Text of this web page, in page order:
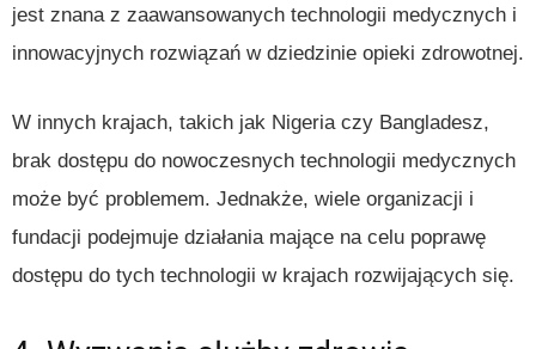
jest znana z zaawansowanych technologii medycznych i
innowacyjnych rozwiązań w dziedzinie opieki zdrowotnej.
W innych krajach, takich jak Nigeria czy Bangladesz,
brak dostępu do nowoczesnych technologii medycznych
może być problemem. Jednakże, wiele organizacji i
fundacji podejmuje działania mające na celu poprawę
dostępu do tych technologii w krajach rozwijających się.